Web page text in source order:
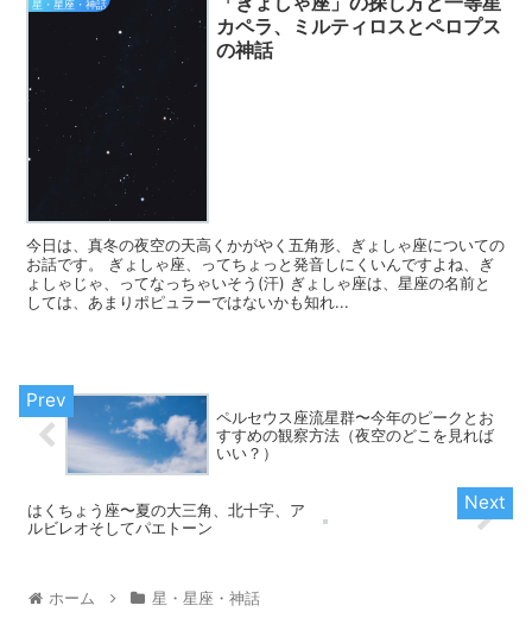
星・星座・神話
カペラ、ミルティロスとペロプス
の神話
今日は、真冬の夜空の天高くかがやく五角形、ぎょしゃ座についての
お話です。 ぎょしゃ座、ってちょっと発音しにくいんですよね、ぎ
ょしゃじゃ、ってなっちゃいそう(汗) ぎょしゃ座は、星座の名前と
しては、あまりポピュラーではないかも知れ...
ペルセウス座流星群〜今年のピークとお
すすめの観察方法（夜空のどこを見れば
いい？）
はくちょう座〜夏の大三角、北十字、ア
ルビレオそしてパエトーン
ホーム 星・星座・神話